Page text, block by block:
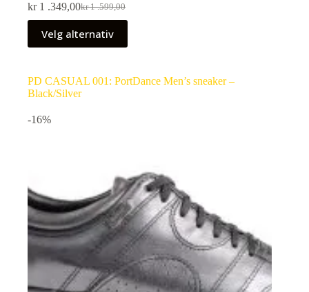
kr1 .599,00
kr1 .349,00
Velg alternativ
PD CASUAL 001: PortDance Men’s sneaker –
Black/Silver
-16%